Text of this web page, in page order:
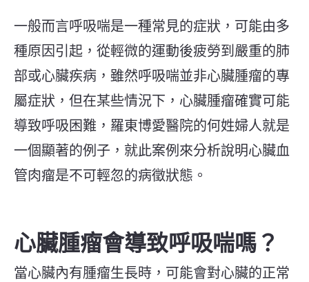
一般而言呼吸喘是一種常見的症狀，可能由多
種原因引起，從輕微的運動後疲勞到嚴重的肺
部或心臟疾病，雖然呼吸喘並非心臟腫瘤的專
屬症狀，但在某些情況下，心臟腫瘤確實可能
導致呼吸困難，羅東博愛醫院的何姓婦人就是
一個顯著的例子，就此案例來分析說明心臟血
管肉瘤是不可輕忽的病徵狀態。
心臟腫瘤會導致呼吸喘嗎？
當心臟內有腫瘤生長時，可能會對心臟的正常